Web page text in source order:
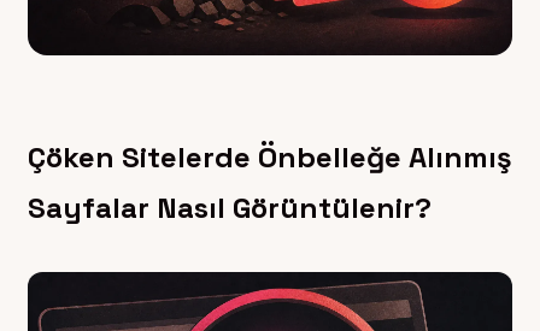
Çöken Sitelerde Önbelleğe Alınmış
Sayfalar Nasıl Görüntülenir?